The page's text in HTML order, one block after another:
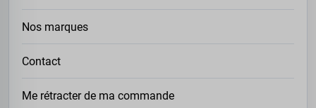
Nos marques
Contact
Me rétracter de ma commande